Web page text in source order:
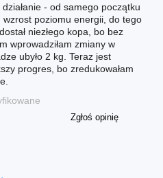
- od samego początku
wzrost poziomu energii, do tego
niezłego kopa, bo bez
wprowadziłam zmiany w
ubyło 2 kg. Teraz jest
progres, bo zredukowałam
Zgłoś opinię